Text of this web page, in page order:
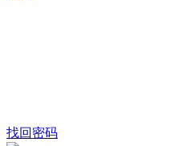
找回密码